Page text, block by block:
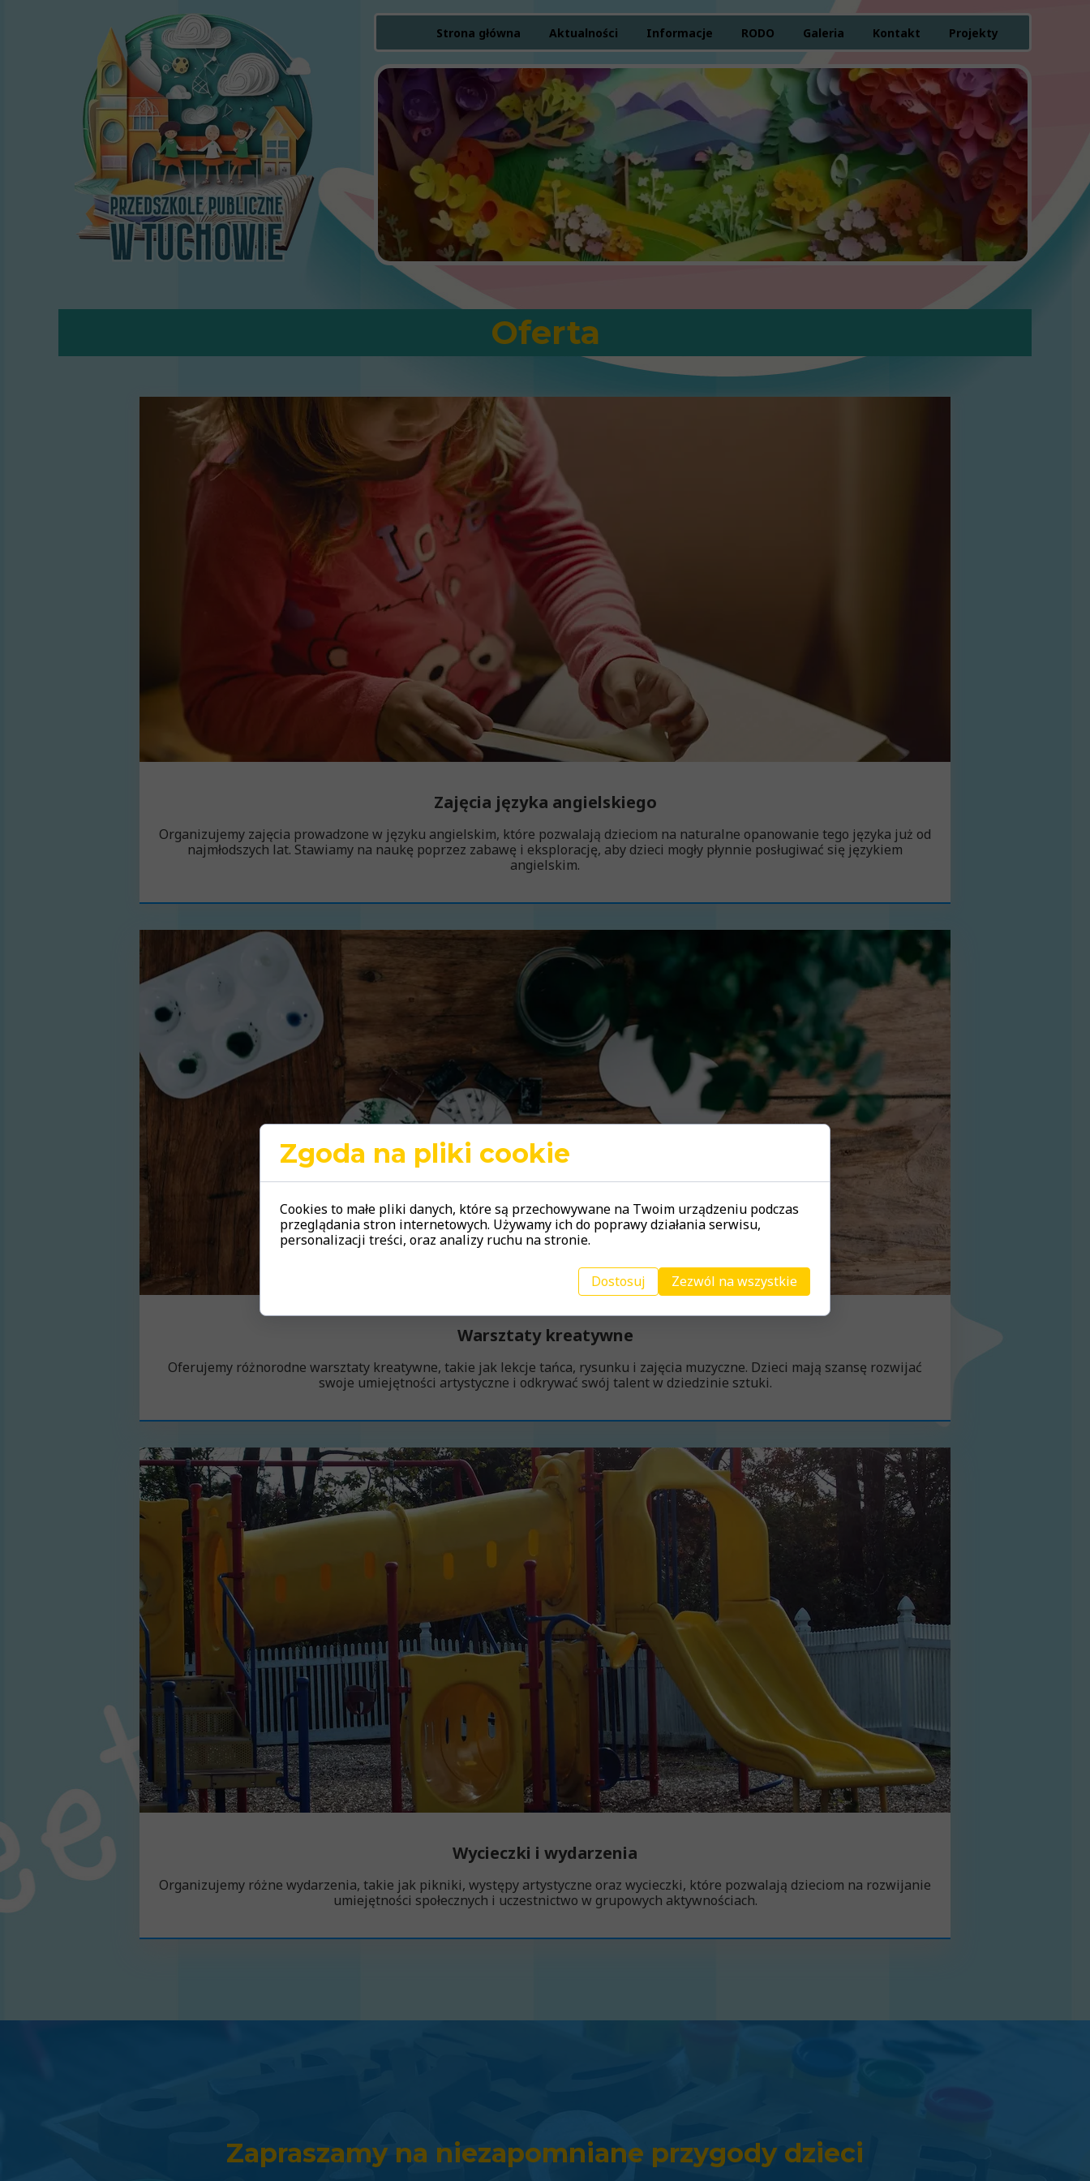
Strona główna Aktualności Informacje
Rekrutacja
Zielona flaga
Finanse
Statut
Raport dostępności
Ochrona małoletnich
RODO Galeria Kontakt Projekty
Oferta
Zajęcia języka angielskiego
Organizujemy zajęcia prowadzone w języku angielskim, które pozwalają dzieciom na naturalne opanowanie tego języka już od
najmłodszych lat. Stawiamy na naukę poprzez zabawę i eksplorację, aby dzieci mogły płynnie posługiwać się językiem
angielskim.
Warsztaty kreatywne
Oferujemy różnorodne warsztaty kreatywne, takie jak lekcje tańca, rysunku i zajęcia muzyczne. Dzieci mają szansę rozwijać
swoje umiejętności artystyczne i odkrywać swój talent w dziedzinie sztuki.
Wycieczki i wydarzenia
Organizujemy różne wydarzenia, takie jak pikniki, występy artystyczne oraz wycieczki, które pozwalają dzieciom na rozwijanie
umiejętności społecznych i uczestnictwo w grupowych aktywnościach.
Zapraszamy na niezapomniane przygody dzieci
Zgoda na pliki cookie
Cookies to małe pliki danych, które są przechowywane na Twoim urządzeniu podczas
przeglądania stron internetowych. Używamy ich do poprawy działania serwisu,
personalizacji treści, oraz analizy ruchu na stronie.
Dostosuj Zezwól na wszystkie